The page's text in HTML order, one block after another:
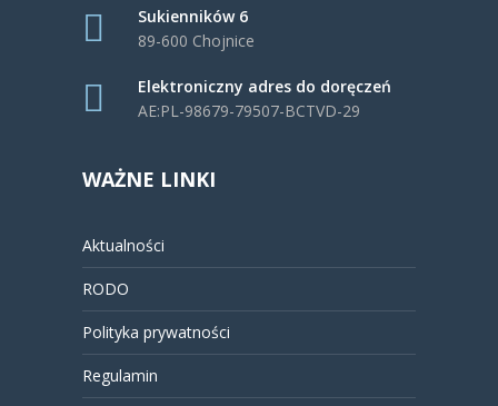
Sukienników 6
89-600 Chojnice
Elektroniczny adres do doręczeń
AE:PL-98679-79507-BCTVD-29
WAŻNE LINKI
Aktualności
RODO
Polityka prywatności
Regulamin